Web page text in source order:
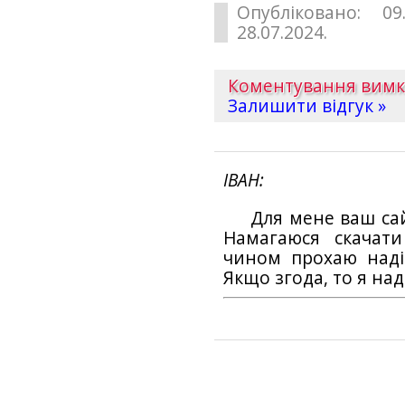
Опубліковано:
28.07.2024.
Коментування
Залишити відгук »
ІВАН
Для мене ваш
Намагаюся
чином прохаю
Якщо згода, то я